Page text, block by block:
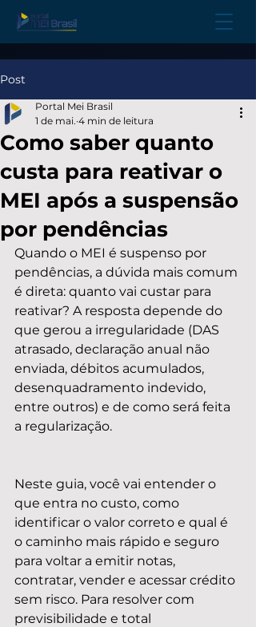
Post
Como saber quanto
custa para reativar o
MEI após a suspensão
por pendências
Portal Mei Brasil
1 de mai. 4 min de leitura
Quando o MEI é suspenso por
pendências, a dúvida mais comum
é direta: quanto vai custar para
reativar? A resposta depende do
que gerou a irregularidade (DAS
atrasado, declaração anual não
enviada, débitos acumulados,
desenquadramento indevido,
entre outros) e de como será feita
a regularização.
Neste guia, você vai entender o
que entra no custo, como
identificar o valor correto e qual é
o caminho mais rápido e seguro
para voltar a emitir notas,
contratar, vender e acessar crédito
sem risco. Para resolver com
previsibilidade e total